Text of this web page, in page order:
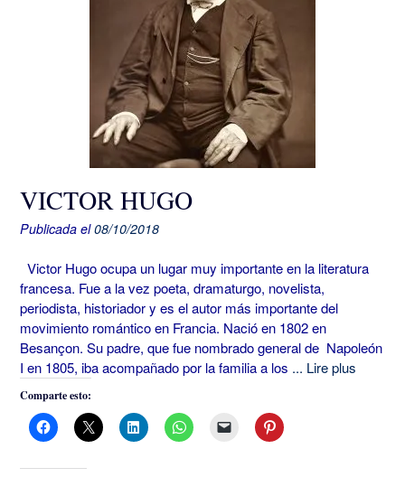
VICTOR HUGO
Publicada el08/10/2018
Victor Hugo ocupa un lugar muy importante en la literatura
francesa. Fue a la vez poeta, dramaturgo, novelista,
periodista, historiador y es el autor más importante del
movimiento romántico en Francia. Nació en 1802 en
Besançon. Su padre, que fue nombrado general de Napoleón
I en 1805, iba acompañado por la familia a los ... Lire plus
Comparte esto: